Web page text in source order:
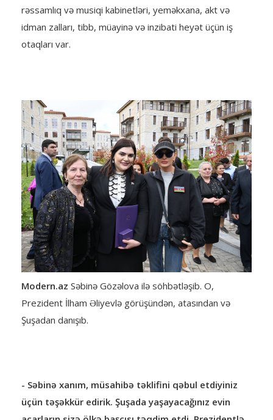
rəssamlıq və musiqi kabinetləri, yeməkxana, akt və
idman zalları, tibb, müayinə və inzibati heyət üçün iş
otaqları var.
Modern.az Səbinə Gözəlova ilə söhbətləşib. O,
Prezident İlham Əliyevlə görüşündən, atasından və
Şuşadan danışıb.
- Səbinə xanım, müsahibə təklifini qəbul etdiyiniz
üçün təşəkkür edirik. Şuşada yaşayacağınız evin